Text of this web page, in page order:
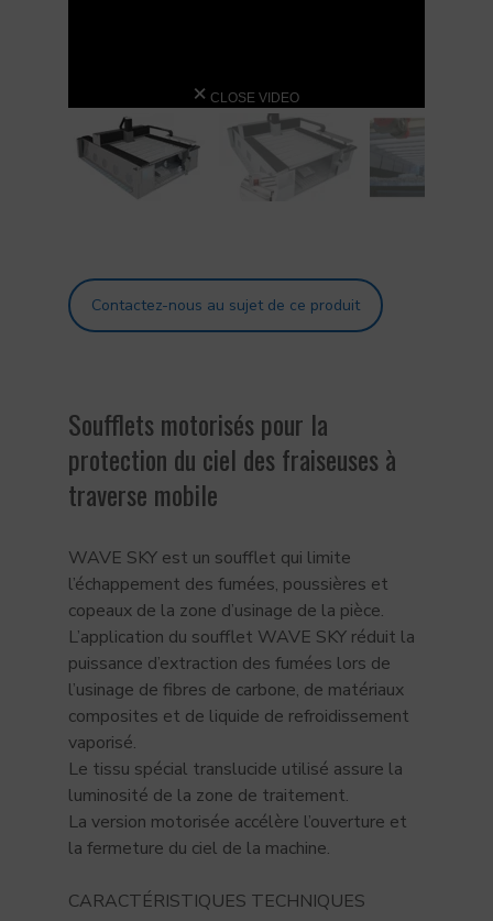
CLOSE VIDEO
Contactez-nous au sujet de ce produit
Soufflets motorisés pour la
protection du ciel des fraiseuses à
traverse mobile
WAVE SKY est un soufflet qui limite
l’échappement des fumées, poussières et
copeaux de la zone d’usinage de la pièce.
L’application du soufflet WAVE SKY réduit la
puissance d’extraction des fumées lors de
l’usinage de fibres de carbone, de matériaux
composites et de liquide de refroidissement
vaporisé.
Le tissu spécial translucide utilisé assure la
luminosité de la zone de traitement.
La version motorisée accélère l’ouverture et
la fermeture du ciel de la machine.
CARACTÉRISTIQUES TECHNIQUES